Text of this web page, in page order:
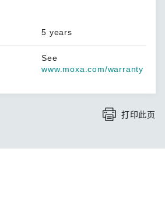
5 years
See
www.moxa.com/warranty
打印此页